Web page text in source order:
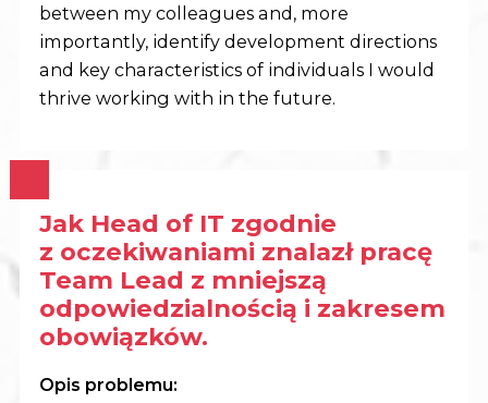
between my colleagues and, more
importantly, identify development directions
and key characteristics of individuals I would
thrive working with in the future.
Jak Head of IT zgodnie
z oczekiwaniami znalazł pracę
Team Lead z mniejszą
odpowiedzialnością i zakresem
obowiązków.
Opis problemu: